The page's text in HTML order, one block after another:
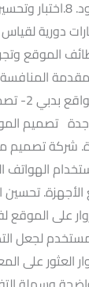
وفعالية، وقدم دعمًا
دورية
الموقع
عن
تصميم
شركة تصميم
على
لجعل
على